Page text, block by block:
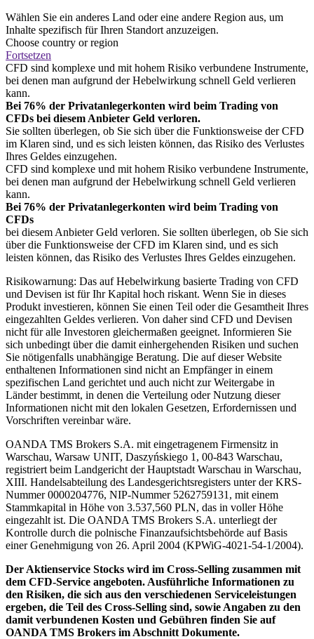
Wählen Sie ein anderes Land oder eine andere Region aus, um
Inhalte spezifisch für Ihren Standort anzuzeigen.
Choose country or region
Fortsetzen
CFD sind komplexe und mit hohem Risiko verbundene Instrumente,
bei denen man aufgrund der Hebelwirkung schnell Geld verlieren
kann.
Bei 76% der Privatanlegerkonten wird beim Trading von
CFDs bei diesem Anbieter Geld verloren.
Sie sollten überlegen, ob Sie sich über die Funktionsweise der CFD
im Klaren sind, und es sich leisten können, das Risiko des Verlustes
Ihres Geldes einzugehen.
CFD sind komplexe und mit hohem Risiko verbundene Instrumente,
bei denen man aufgrund der Hebelwirkung schnell Geld verlieren
kann.
Bei 76% der Privatanlegerkonten wird beim Trading von
CFDs
bei diesem Anbieter Geld verloren. Sie sollten überlegen, ob Sie sich
über die Funktionsweise der CFD im Klaren sind, und es sich
leisten können, das Risiko des Verlustes Ihres Geldes einzugehen.
Risikowarnung: Das auf Hebelwirkung basierte Trading von CFD
und Devisen ist für Ihr Kapital hoch riskant. Wenn Sie in dieses
Produkt investieren, können Sie einen Teil oder die Gesamtheit Ihres
eingezahlten Geldes verlieren. Von daher sind CFD und Devisen
nicht für alle Investoren gleichermaßen geeignet. Informieren Sie
sich unbedingt über die damit einhergehenden Risiken und suchen
Sie nötigenfalls unabhängige Beratung. Die auf dieser Website
enthaltenen Informationen sind nicht an Empfänger in einem
spezifischen Land gerichtet und auch nicht zur Weitergabe in
Länder bestimmt, in denen die Verteilung oder Nutzung dieser
Informationen nicht mit den lokalen Gesetzen, Erfordernissen und
Vorschriften vereinbar wäre.
OANDA TMS Brokers S.A. mit eingetragenem Firmensitz in
Warschau, Warsaw UNIT, Daszyńskiego 1, 00-843 Warschau,
registriert beim Landgericht der Hauptstadt Warschau in Warschau,
XIII. Handelsabteilung des Landesgerichtsregisters unter der KRS-
Nummer 0000204776, NIP-Nummer 5262759131, mit einem
Stammkapital in Höhe von 3.537,560 PLN, das in voller Höhe
eingezahlt ist. Die OANDA TMS Brokers S.A. unterliegt der
Kontrolle durch die polnische Finanzaufsichtsbehörde auf Basis
einer Genehmigung von 26. April 2004 (KPWiG-4021-54-1/2004).
Der Aktienservice Stocks wird im Cross-Selling zusammen mit
dem CFD-Service angeboten. Ausführliche Informationen zu
den Risiken, die sich aus den verschiedenen Serviceleistungen
ergeben, die Teil des Cross-Selling sind, sowie Angaben zu den
damit verbundenen Kosten und Gebühren finden Sie auf
OANDA TMS Brokers im Abschnitt Dokumente.